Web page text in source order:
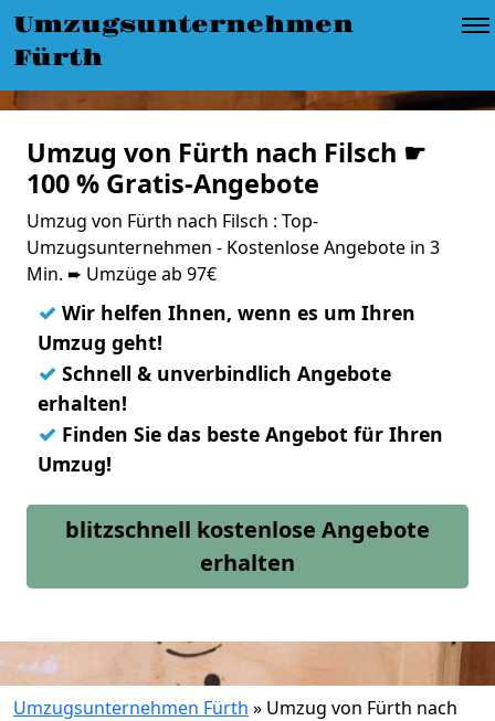
Umzugsunternehmen
Fürth
Umzug von Fürth nach Filsch ☛
100 % Gratis-Angebote
Umzug von Fürth nach Filsch : Top-
Umzugsunternehmen - Kostenlose Angebote in 3
Min. ➨ Umzüge ab 97€
✓ Wir helfen Ihnen, wenn es um Ihren
Umzug geht!
✓ Schnell & unverbindlich Angebote
erhalten!
✓ Finden Sie das beste Angebot für Ihren
Umzug!
blitzschnell kostenlose Angebote
erhalten
Umzugsunternehmen Fürth » Umzug von Fürth nach